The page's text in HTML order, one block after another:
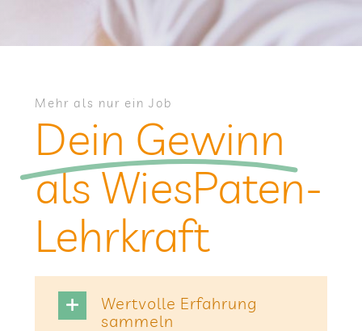
Mehr als nur ein Job
Dein Gewinn
als WiesPaten-
Lehrkraft
Wert­volle Erfah­rung
sammeln